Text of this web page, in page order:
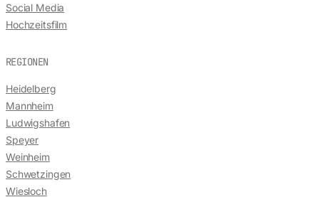
Social Media
Hochzeitsfilm
REGIONEN
Heidelberg
Mannheim
Ludwigshafen
Speyer
Weinheim
Schwetzingen
Wiesloch